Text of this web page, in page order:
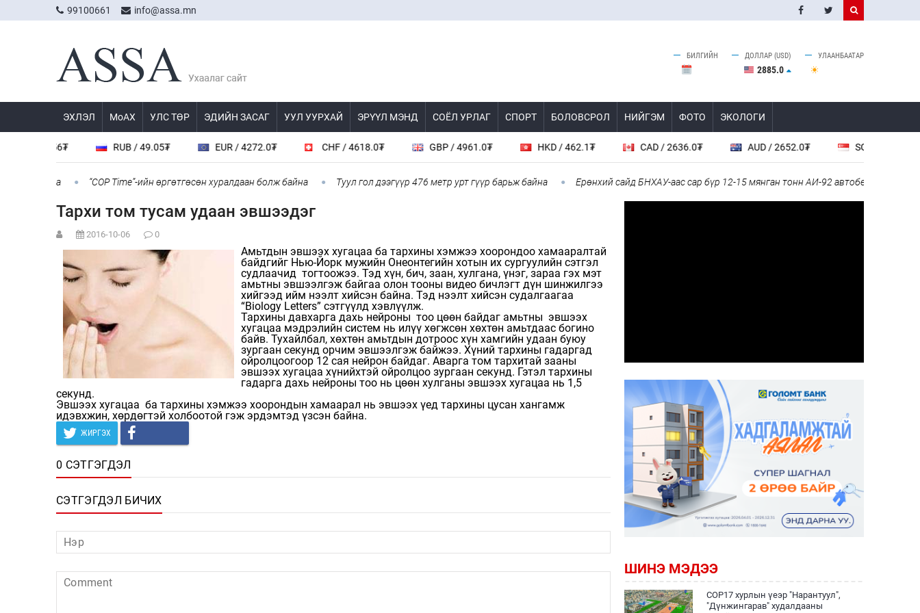
99100661 info@assa.mn
БИЛГИЙН ДОЛЛАР (USD)
2885.0
УЛААНБААТАР
ЭХЛЭЛ МоАХ УЛС ТӨР ЭДИЙН ЗАСАГ УУЛ УУРХАЙ ЭРҮҮЛ МЭНД СОЁЛ УРЛАГ СПОРТ БОЛОВСРОЛ НИЙГЭМ ФОТО ЭКОЛОГИ
RUB / 49.05₮ EUR / 4272.0₮ CHF / 4618.0₮ GBP / 4961.0₮ HKD / 462.1₮ CAD / 2636.0₮ AUD / 2652.0₮ SGD / 2885.0₮
“COP Time”-ийн өргөтгөсөн хуралдаан болж байна Туул гол дээгүүр 476 метр урт гүүр барьж байна Ерөнхий сайд БНХАУ-аас сар бүр 12-15 мянган тонн АИ-92 автобензин тогтмол
Тархи том тусам удаан эвшээдэг
2016-10-06 0
Амьтдын эвшээх хугацаа ба тархины хэмжээ хоорондоо хамааралтай
байдгийг Нью-Йорк мужийн Онеонтегийн хотын их сургуулийн сэтгэл
судлаачид тогтоожээ. Тэд хүн, бич, заан, хулгана, үнэг, зараа гэх мэт
амьтны эвшээлгэж байгаа олон тооны видео бичлэгт дүн шинжилгээ
хийгээд ийм нээлт хийсэн байна. Тэд нээлт хийсэн судалгаагаа
“Biology Letters” сэтгүүлд хэвлүүлж.
Тархины давхарга дахь нейроны тоо цөөн байдаг амьтны эвшээх
хугацаа мэдрэлийн систем нь илүү хөгжсөн хөхтөн амьтдаас богино
байв. Тухайлбал, хөхтөн амьтдын дотроос хүн хамгийн удаан буюу
зургаан секунд орчим эвшээлгэж байжээ. Хүний тархины гадаргад
ойролцоогоор 12 сая нейрон байдаг. Аварга том тархитай зааны
эвшээх хугацаа хүнийхтэй ойролцоо зургаан секунд. Гэтэл тархины
гадарга дахь нейроны тоо нь цөөн хулганы эвшээх хугацаа нь 1,5
секунд.
Эвшээх хугацаа ба тархины хэмжээ хоорондын хамаарал нь эвшээх үед тархины цусан хангамж
идэвхжин, хөрдөгтэй холбоотой гэж эрдэмтэд үзсэн байна.
ЖИРГЭХ
0 СЭТГЭГДЭЛ
СЭТГЭГДЭЛ БИЧИХ
ШИНЭ МЭДЭЭ
COP17 хурлын үеэр "Нарантуул",
"Дүнжингарав" худалдааны